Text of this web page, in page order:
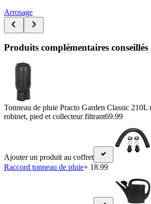
Arrosage
Produits complémentaires conseillés
Tonneau de pluie Practo Garden Classic
robinet, pied et collecteur filtrant69.99
Ajouter un produit au coffret
Raccord tonneau de pluie+ 18.99